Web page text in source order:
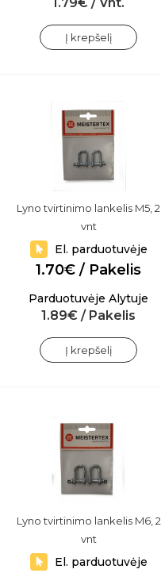
Į krepšelį
Lyno tvirtinimo lankelis M5, 2
vnt
El. parduotuvėje
1.70€ / Pakelis
Parduotuvėje Alytuje
1.89€ / Pakelis
Į krepšelį
Lyno tvirtinimo lankelis M6, 2
vnt
El. parduotuvėje